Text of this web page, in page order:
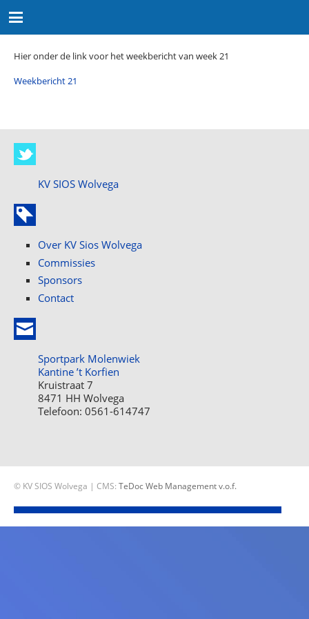
Hier onder de link voor het weekbericht van week 21
Weekbericht 21
KV SIOS Wolvega
Over KV Sios Wolvega
Commissies
Sponsors
Contact
Sportpark Molenwiek
Kantine ’t Korfien
Kruistraat 7
8471 HH Wolvega
Telefoon: 0561-614747
© KV SIOS Wolvega | CMS: TeDoc Web Management v.o.f.